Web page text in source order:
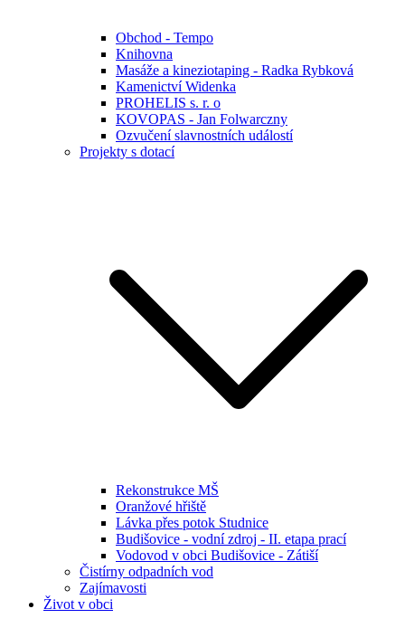
Obchod - Tempo
Knihovna
Masáže a kineziotaping - Radka Rybková
Kamenictví Widenka
PROHELIS s. r. o
KOVOPAS - Jan Folwarczny
Ozvučení slavnostních událostí
Projekty s dotací
Rekonstrukce MŠ
Oranžové hřiště
Lávka přes potok Studnice
Budišovice - vodní zdroj - II. etapa prací
Vodovod v obci Budišovice - Zátiší
Čistírny odpadních vod
Zajímavosti
Život v obci